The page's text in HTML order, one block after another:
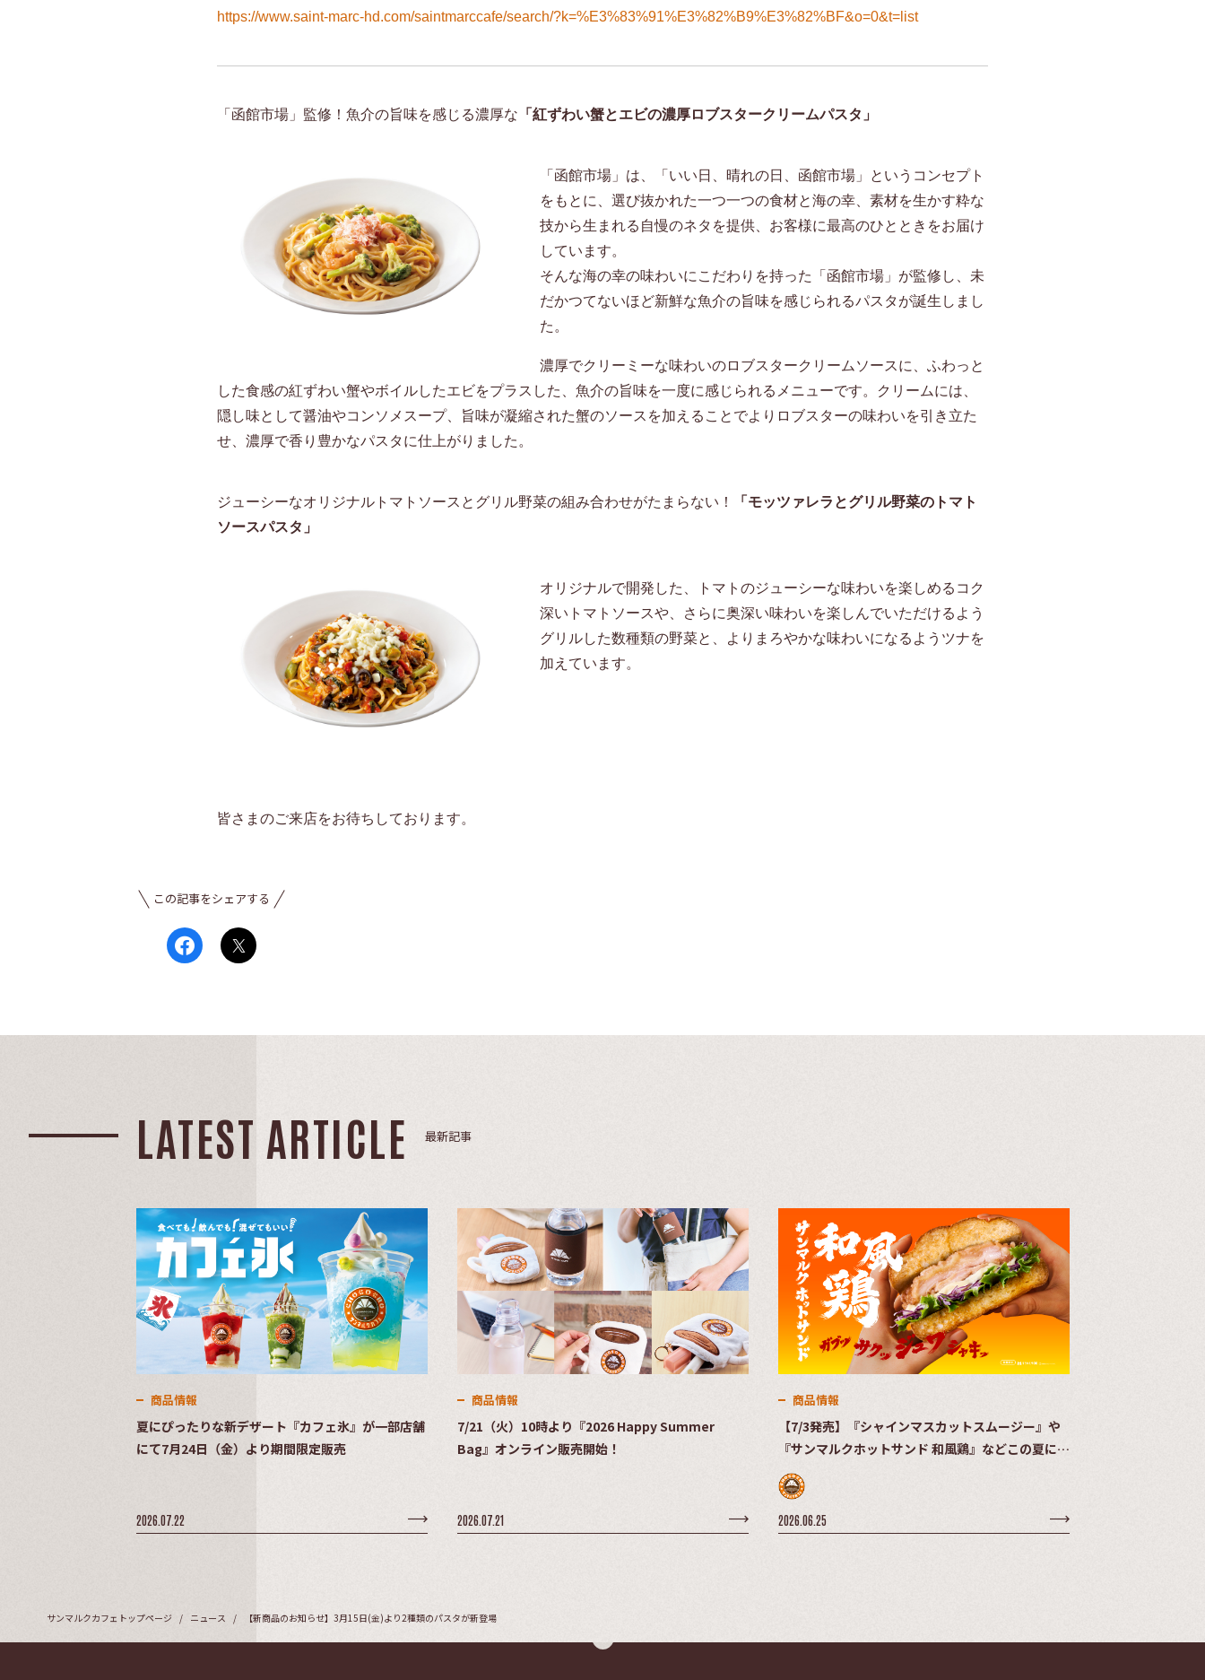
https://www.saint-marc-hd.com/saintmarccafe/search/?k=%E3%83%91%E3%82%B9%E3%82%BF&o=0&t=list
「函館市場」監修！魚介の旨味を感じる濃厚な 「紅ずわい蟹とエビの濃厚ロブスタークリームパスタ」
「函館市場」は、「いい日、晴れの日、函館市場」というコンセプト
をもとに、選び抜かれた一つ一つの食材と海の幸、素材を生かす粋な
技から生まれる自慢のネタを提供、お客様に最高のひとときをお届け
しています。
そんな海の幸の味わいにこだわりを持った「函館市場」が監修し、未
だかつてないほど新鮮な魚介の旨味を感じられるパスタが誕生しまし
た。
濃厚でクリーミーな味わいのロブスタークリームソースに、ふわっと
した食感の紅ずわい蟹やボイルしたエビをプラスした、魚介の旨味を一度に感じられるメニューです。クリームには、
隠し味として醤油やコンソメスープ、旨味が凝縮された蟹のソースを加えることでよりロブスターの味わいを引き立た
せ、濃厚で香り豊かなパスタに仕上がりました。
ジューシーなオリジナルトマトソースとグリル野菜の組み合わせがたまらない！
「モッツァレラとグリル野菜のトマト
ソースパスタ」
オリジナルで開発した、トマトのジューシーな味わいを楽しめるコク
深いトマトソースや、さらに奥深い味わいを楽しんでいただけるよう
グリルした数種類の野菜と、よりまろやかな味わいになるようツナを
加えています。
皆さまのご来店をお待ちしております。
この記事をシェアする
LATEST ARTICLE 最新記事
商品情報
夏にぴったりな新デザート『カフェ氷』が一部店舗
にて7月24日（金）より期間限定販売
2026.07.22
商品情報
7/21（火）10時より『2026 Happy Summer
Bag』オンライン販売開始！
2026.07.21
商品情報
【7/3発売】『シャインマスカットスムージー』や
『サンマルクホットサンド 和風鶏』などこの夏にぴ
ったりな新作メニューが登場！
2026.06.25
サンマルクカフェトップページ ニュース 【新商品のお知らせ】3月15日(金)より2種類のパスタが新登場